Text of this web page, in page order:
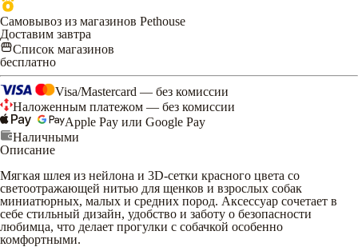
Самовывоз из магазинов Pethouse
Доставим завтра
Список магазинов
бесплатно
Visa/Mastercard — без комиссии
Наложенным платежом — без комиссии
Apple Pay или Google Pay
Наличными
Описание
Мягкая шлея из нейлона и 3D-сетки красного цвета со
светоотражающей нитью для щенков и взрослых собак
миниатюрных, малых и средних пород. Аксессуар сочетает в
себе стильный дизайн, удобство и заботу о безопасности
любимца, что делает прогулки с собачкой особенно
комфортными.